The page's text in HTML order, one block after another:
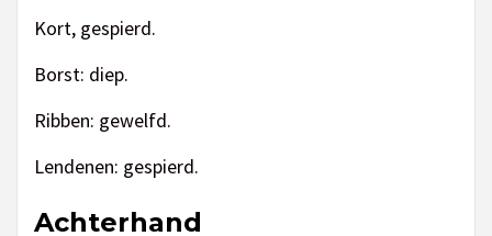
Kort, gespierd.
Borst: diep.
Ribben: gewelfd.
Lendenen: gespierd.
Achterhand